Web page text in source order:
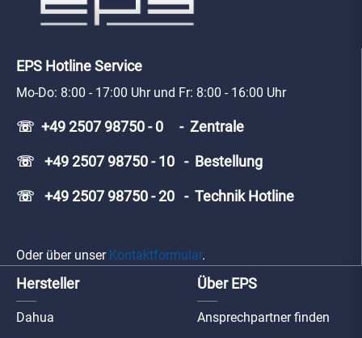
EPS Hotline Service
Mo-Do: 8:00 - 17:00 Uhr und Fr: 8:00 - 16:00 Uhr
☏ +49 2507 98750 - 0 - Zentrale
☏ +49 2507 98750 - 10 - Bestellung
☏ +49 2507 98750 - 20 - Technik Hotline
Oder über unser Kontaktformular.
Hersteller
Dahua
Über EPS
Ansprechpartner finden